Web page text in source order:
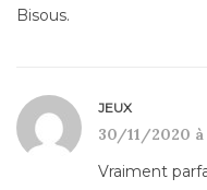
Bisous.
JEUX
30/11/2020 à
Vraiment